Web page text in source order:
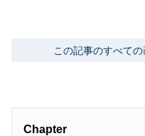
この記事のすべての
Chapter